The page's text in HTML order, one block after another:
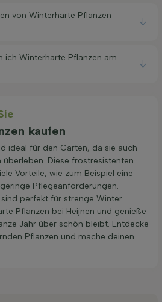
von Winterharte Pflanzen
ich Winterharte Pflanzen am
kaufen
ideal für den Garten, da sie auch
Diese frostresistenten
Vorteile, wie zum Beispiel eine
Pflegeanforderungen.
perfekt für strenge Winter
Pflanzen bei Heijnen und genieße
Jahr über schön bleibt. Entdecke
Pflanzen und mache deinen